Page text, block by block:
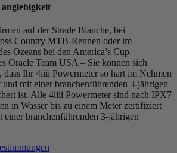
auf der Strade Bianche, bei
Country MTB-Rennen oder im
Ozeans bei den America’s Cup-
Oracle Team USA – Sie können sich
dass Ihr 4iiii Powermeter so hart im Nehmen
und mit einer branchenführenden 3-jährigen
ist. Alle 4iiii Powermeter sind nach IPX7
in Wasser bis zu einem Meter zertifiziert
einer branchenführenden 3-jährigen